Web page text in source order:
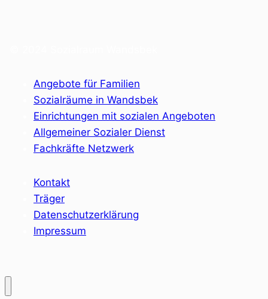
Angebote für Familien
Sozialräume in Wandsbek
Einrichtungen mit sozialen Angeboten
Allgemeiner Sozialer Dienst
Fachkräfte Netzwerk
Kontakt
Träger
Datenschutzerklärung
Impressum